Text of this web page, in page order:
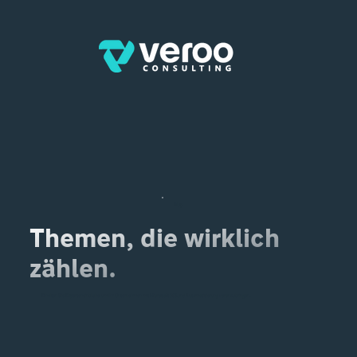
Themen, die wirklich
zählen.